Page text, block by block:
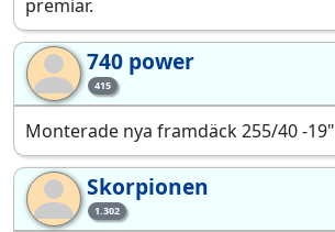
premiär.
74 415
740 power
Monterade nya framdäck 255/40 -19"
Sk 1.302
Skorpionen